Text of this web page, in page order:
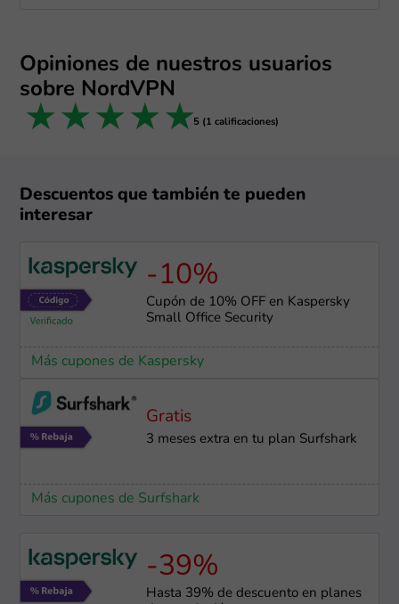
Opiniones de nuestros usuarios
sobre NordVPN
5 stars
4 stars
3 stars
2 stars
1 star 5 (1 calificaciones)
Descuentos que también te pueden
interesar
-10%
Cupón de 10% OFF en Kaspersky
Small Office Security
Más cupones de Kaspersky
Gratis
3 meses extra en tu plan Surfshark
Más cupones de Surfshark
-39%
Hasta 39% de descuento en planes